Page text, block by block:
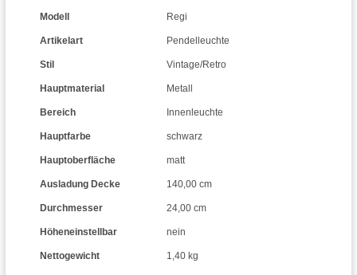
Modell Regi
Artikelart Pendelleuchte
Stil Vintage/Retro
Hauptmaterial Metall
Bereich Innenleuchte
Hauptfarbe schwarz
Hauptoberfläche matt
Ausladung Decke 140,00 cm
Durchmesser 24,00 cm
Höheneinstellbar nein
Nettogewicht 1,40 kg